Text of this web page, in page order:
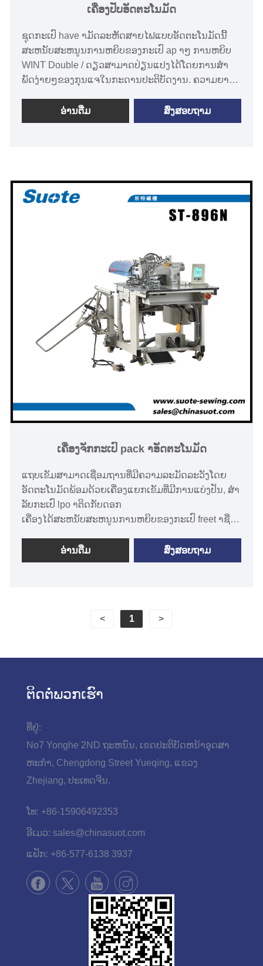
ເຄື່ອງປັບອັດຕະໂນມັດ
ຊຸດກະເປົ have າມັດລະຫັດສາຍໄຟແບບອັດຕະໂນມັດນີ້
ສະຫນັບສະຫນູນການຫຍິບຂອງກະເປົ ap າໆ ການຫຍິບ
WINT Double / ດຽວສາມາດປ່ຽນແປງໄດ້ໂດຍການສໍາ
ພັດງ່າຍໆຂອງກຸນແຈໃນກະດານປະຕິບັດງານ. ຄວາມຍາວ
ປະຕິບັດງານຫນ້າຈໍ SUTOTE ແມ່ນຜູ້ຜະລິດມືອາຊີບຂອງ
ອັດຕະໂນມັດຫົວ welting ເຄື່ອງທີ່ມີຄວາມເອົາໃຈໃສ່. ຄວາມ
ອ່ານ​ຕື່ມ ສົ່ງສອບຖາມ
ເຄື່ອງຈັກກະເປົ pack າອັດຕະໂນມັດ
ແຖບເຂັມສາມາດເຊື່ອມຖານທີ່ມີຄວາມລະມັດລະວັງໂດຍ
ອັດຕະໂນມັດພ້ອມດ້ວຍເຄື່ອງແຍກເຂັມທີ່ມີການແບ່ງປັນ, ສໍາ
ລັບກະເປົ lpo າຕິດກັບດອກ
ເຄື່ອງໄດ້ສະຫນັບສະຫນູນການຫຍິບຂອງກະເປົ freet າຊື່
ນາວແລະກາງເກງ.
· setwing wed / ດຽວສາມາດປ່ຽນແປງໄດ້ໂດຍການສໍາ
·ສໍາລອງການປະຕິບັດງານຫນ້າຈໍ
ອ່ານ​ຕື່ມ ສົ່ງສອບຖາມ
< 1 >
ຕິດ​ຕໍ່​ພວກ​ເຮົາ
ທີ່ຢູ່:
No7 Yonghe 2ND ຖະ​ຫນົນ​, ເຂດ​ປະ​ຕິ​ບັດ​ຫນ້າ​ອຸດ​ສາ​
ຫະ​ກໍາ​, Chengdong Street Yueqing​, ແຂວງ
Zhejiang​, ປະ​ເທດ​ຈີນ​.
ໂທ: +86-15906492353
ອີເມວ: sales@chinasuot.com
ແຟັກ: +86-577-6138 3937